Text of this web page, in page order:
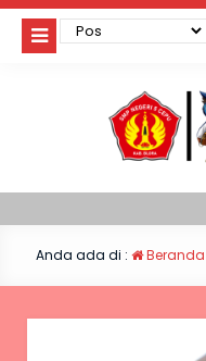
Anda ada di : Beranda